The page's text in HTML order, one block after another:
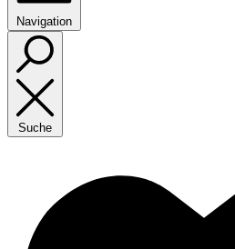
Navigation
Suche